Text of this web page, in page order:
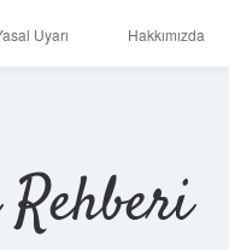
Uyarı Hakkımızda